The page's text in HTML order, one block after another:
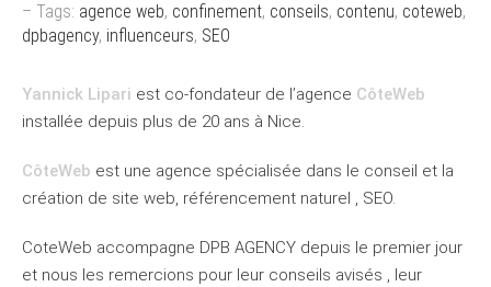
– Tags: agence web, confinement, conseils, contenu, coteweb,
dpbagency, influenceurs, SEO
Yannick Lipari est co-fondateur de l’agence CôteWeb
installée depuis plus de 20 ans à Nice.
CôteWeb est une agence spécialisée dans le conseil et la
création de site web, référencement naturel , SEO.
CoteWeb accompagne DPB AGENCY depuis le premier jour
et nous les remercions pour leur conseils avisés , leur